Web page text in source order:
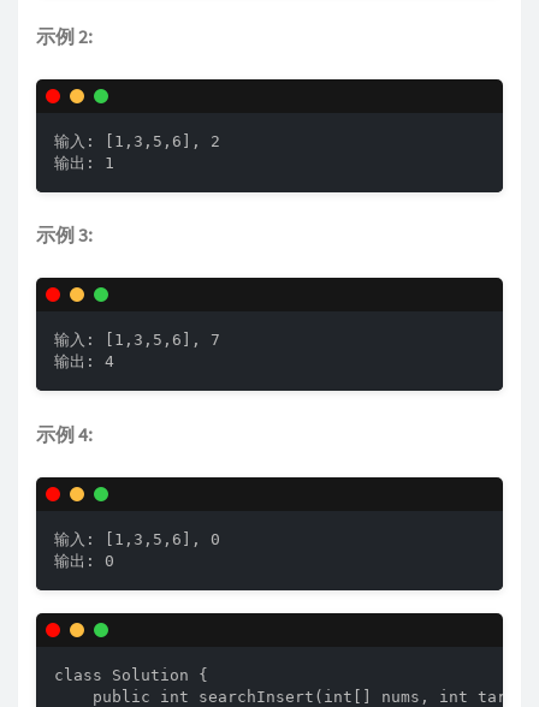
示例 2:
输入: [1,3,5,6], 2
输出: 1
示例 3:
输入: [1,3,5,6], 7
输出: 4
示例 4:
输入: [1,3,5,6], 0
输出: 0
class Solution {
public int searchInsert(int[] nums, int